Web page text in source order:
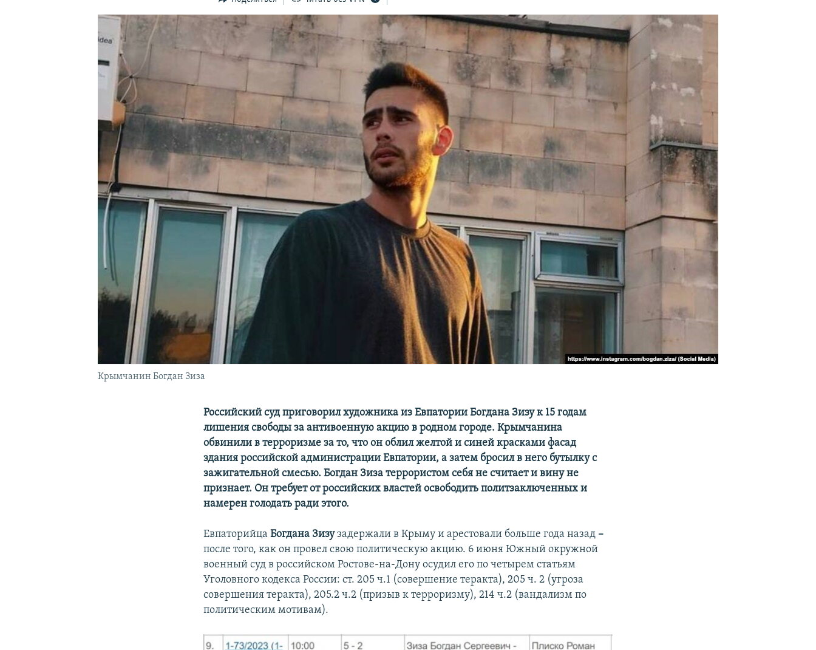
УКРАИНСКАЯ ПРОБЛЕМА КРЫМА
Крымчанин Богдан Зиза
Российский суд приговорил художника из Евпатории Богдана Зизу к 15 годам
лишения свободы за антивоенную акцию в родном городе. Крымчанина
обвинили в терроризме за то, что он облил желтой и синей красками фасад
здания российской администрации Евпатории, а затем бросил в него бутылку с
зажигательной смесью. Богдан Зиза террористом себя не считает и вину не
признает. Он требует от российских властей освободить политзаключенных и
намерен голодать ради этого.
ЕвпаторийцаБогдана Зизузадержали в Крыму и арестовали больше года назад –
после того, как он провел свою политическую акцию. 6 июня Южный окружной
военный суд в российском Ростове-на-Дону осудил его по четырем статьям
Уголовного кодекса России: ст. 205 ч.1 (совершение теракта), 205 ч. 2 (угроза
совершения теракта), 205.2 ч.2 (призыв к терроризму), 214 ч.2 (вандализм по
политическим мотивам).